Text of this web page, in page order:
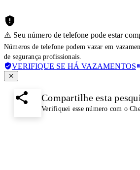
⚠️ Seu número de telefone pode estar
Números de telefone podem vazar em
de segurança profissionais.
VERIFIQUE SE HÁ VAZAMENTOS
Compartilhe esta
Verifiquei esse número com o